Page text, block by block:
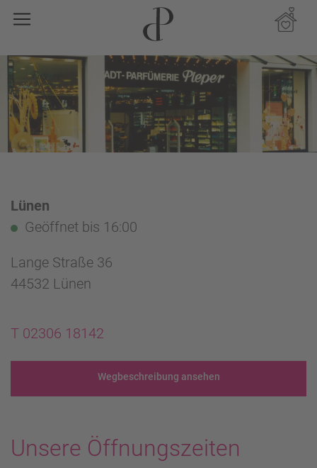
Lünen
Geöffnet bis 16:00
Lange Straße 36
44532 Lünen
T 02306 18142
Wegbeschreibung ansehen
Unsere Öffnungszeiten